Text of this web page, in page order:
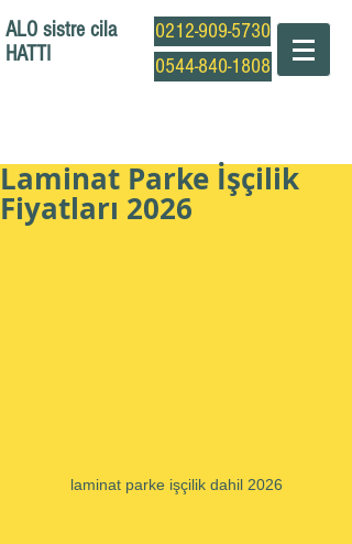
ALO sistre cila
HATTI
0212-909-5730
0544-840-1808
Laminat Parke İşçilik
Fiyatları 2026
laminat parke işçilik dahil 2026